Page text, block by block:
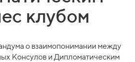
клубом
о взаимопонимании между
Консулов и Дипломатическим